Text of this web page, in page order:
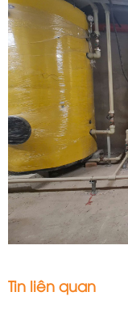
Tin liên quan